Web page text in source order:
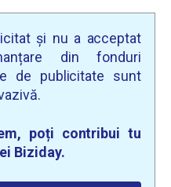
și nu a acceptat
din fonduri
de publicitate sunt
poți contribui tu
Biziday.